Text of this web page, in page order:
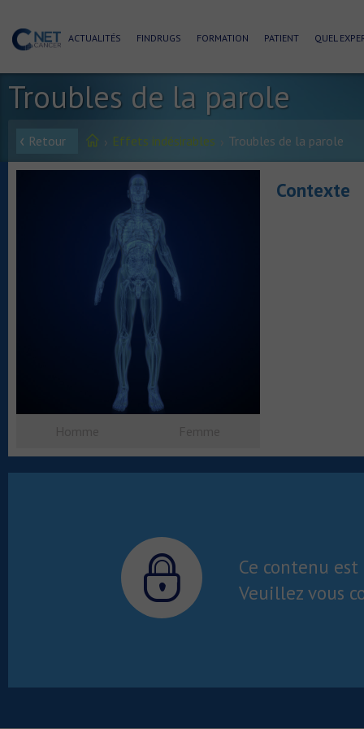
ACTUALITÉS FINDRUGS FORMATION PATIENT QUEL
Troubles de la parole
Retour Effets indésirables Troubles de la parole
Contexte
Ce contenu
Veuillez vous